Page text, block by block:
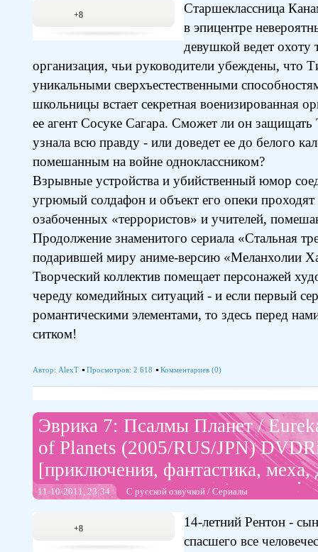
+8
Старшеклассница
в эпицентре
девушкой ведет охоту
организация, чьи руководители убеждены, что
уникальными сверхъестественными
школьницы встает секретная
ее агент Сосуке Сагара. Сможет ли он
узнала всю правду - или доведет ее до белого
помешанным на войне одноклассником?
Взрывные устройства и убийственный юмор
угрюмый солдафон и объект его опеки проходят
озабоченных «террористов» и учителей,
Продолжение знаменитого сериала «Стальная
подарившей миру аниме-версию «Меланхолии
Творческий коллектив помещает персонажей
череду комедийных ситуаций - и если первый
романтическими элементами, то здесь перед
ситком!
Автор: AlexT Просмотров: 2 618 Комментариев (0)
Эврика 7: Псалмы Планет /
of Planets (2005/RUS/JPN)
[приключения, фантастика, меха,
11-10-2011, 23:34 С русской озвучкой / Сериалы
+8
14-летний Рентон -
спасшего все